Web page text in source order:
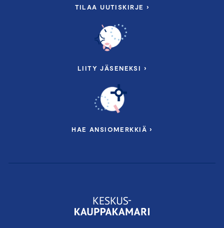
TILAA UUTISKIRJE ›
LIITY JÄSENEKSI ›
HAE ANSIOMERKKIÄ ›